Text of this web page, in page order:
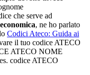
che serve ad
, ne ho parlato
Codici Ateco: Guida ai
il tuo codice ATECO
ATECO NOME
codice ATECO